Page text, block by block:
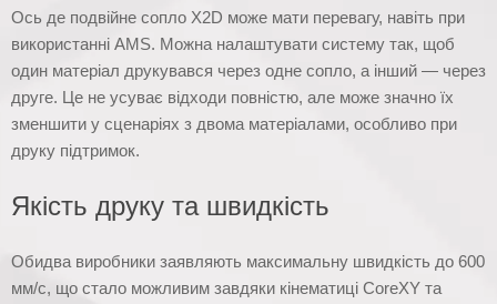
Ось де подвійне сопло X2D може мати перевагу, навіть при
використанні AMS. Можна налаштувати систему так, щоб
один матеріал друкувався через одне сопло, а інший — через
друге. Це не усуває відходи повністю, але може значно їх
зменшити у сценаріях з двома матеріалами, особливо при
друку підтримок.
Якість друку та швидкість
Обидва виробники заявляють максимальну швидкість до 600
мм/с, що стало можливим завдяки кінематиці CoreXY та